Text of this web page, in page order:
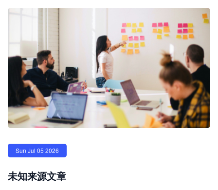
Sun Jul 05 2026
未知来源文章